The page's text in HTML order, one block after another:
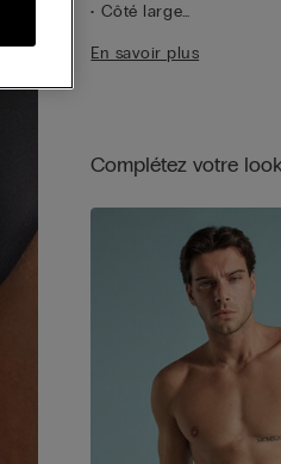
• Côté large
• Le mannequin
En savoir plus
Complétez votre